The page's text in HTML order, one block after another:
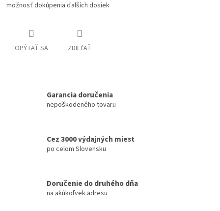
možnosť dokúpenia ďalších dosiek
OPÝTAŤ SA ZDIEĽAŤ
Garancia doručenia
nepoškodeného tovaru
Cez 3000 výdajných miest
po celom Slovensku
Doručenie do druhého dňa
na akúkoľvek adresu